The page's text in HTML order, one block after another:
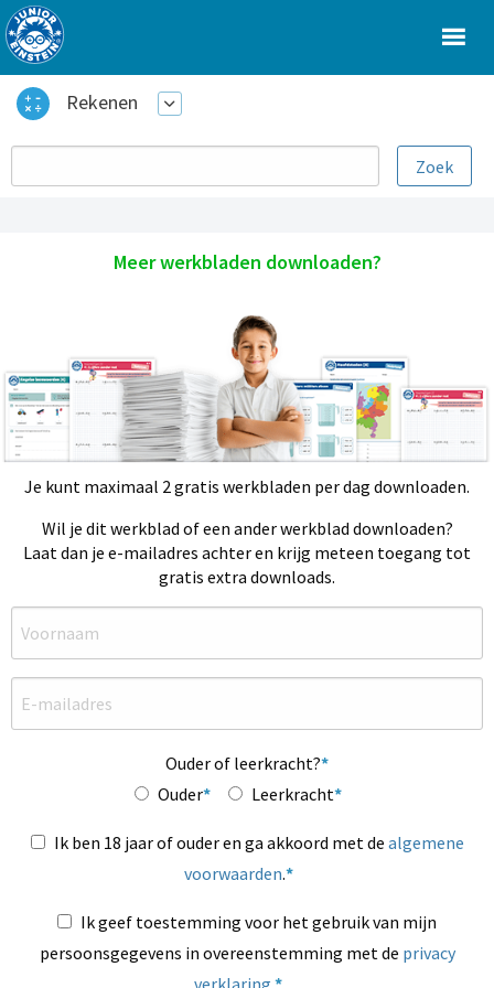
Rekenen
Meer werkbladen downloaden?
Je kunt maximaal 2 gratis werkbladen per dag downloaden.
Wil je dit werkblad of een ander werkblad downloaden?
Laat dan je e-mailadres achter en krijg meteen toegang tot
gratis extra downloads.
Ouder of leerkracht?
Ouder
Leerkracht
Ik ben 18 jaar of ouder en ga akkoord met de algemene
voorwaarden.
Ik geef toestemming voor het gebruik van mijn
persoonsgegevens in overeenstemming met de privacy